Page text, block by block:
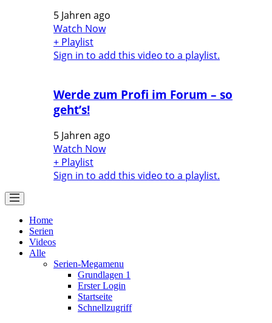
5 Jahren ago
Watch Now
+ Playlist
Sign in to add this video to a playlist.
Werde zum Profi im Forum – so
geht’s!
5 Jahren ago
Watch Now
+ Playlist
Sign in to add this video to a playlist.
Home
Serien
Videos
Alle
Serien-Megamenu
Grundlagen 1
Erster Login
Startseite
Schnellzugriff